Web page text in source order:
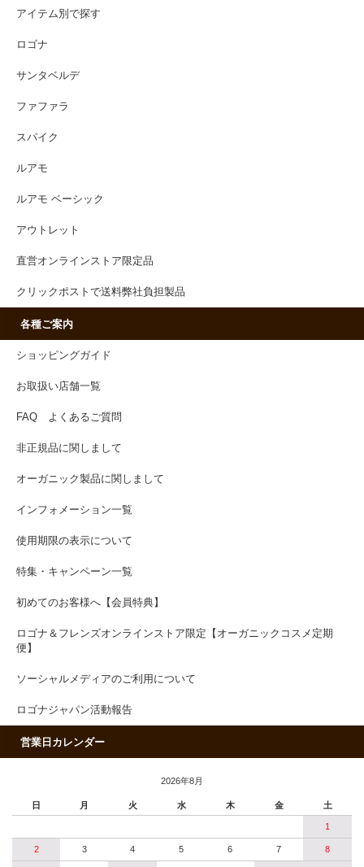
アイテム別で探す
ロゴナ
サンタベルデ
ファファラ
スパイク
ルアモ
ルアモ ベーシック
アウトレット
直営オンラインストア限定品
クリックポストで送料弊社負担製品
各種ご案内
ショッピングガイド
お取扱い店舗一覧
FAQ よくあるご質問
非正規品に関しまして
オーガニック製品に関しまして
インフォメーション一覧
使用期限の表示について
特集・キャンペーン一覧
初めてのお客様へ【会員特典】
ロゴナ＆フレンズオンラインストア限定【オーガニックコスメ定期
便】
ソーシャルメディアのご利用について
ロゴナジャパン活動報告
営業日カレンダー
2026年8月
日 月 火 水 木 金 土
1
2 3 4 5 6 7 8